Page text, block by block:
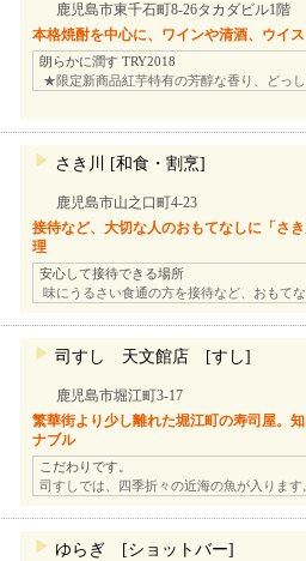
鹿児島市東千石町8-26タカダビル1階
本格焼酎を中心に、ワインや清酒、ウイ
朗らかに潤す TRY2018
★限定新商品紅芋特有の芳醇な香り、どっ
さき川 [和食・割烹]
鹿児島市山之口町4-23
接待など、大切な人のおもてなしに「さ
理
安心して接待できる場所
味にうるさい食通の方を接待など、おもて
司すし 天文館店 [すし]
鹿児島市堀江町3-17
繁華街より少し離れた堀江町の寿司屋。
ナブル
こだわりです。
司すしでは、四季折々の近海の魚が入りま
ゆらぎ [ショットバー]